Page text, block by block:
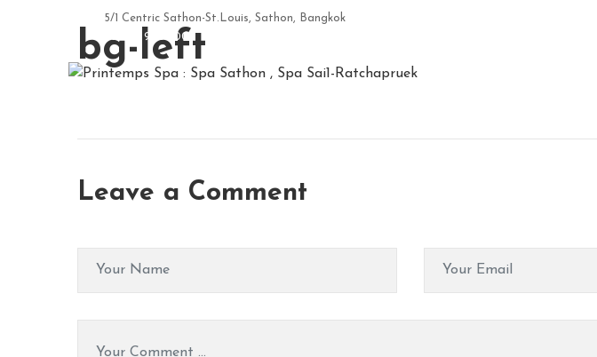
5/1 Centric Sathon-St.Louis, Sathon, Bangkok
+66 97 9200007
bg-left
Leave a Comment